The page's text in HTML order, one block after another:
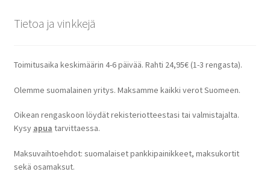
Tietoa ja vinkkejä
Toimitusaika keskimäärin 4-6 päivää. Rahti 24,95€ (1-3 rengasta).
Olemme suomalainen yritys. Maksamme kaikki verot Suomeen.
Oikean rengaskoon löydät rekisteriotteestasi tai valmistajalta.
Kysy apua tarvittaessa.
Maksuvaihtoehdot: suomalaiset pankkipainikkeet, maksukortit
sekä osamaksut.